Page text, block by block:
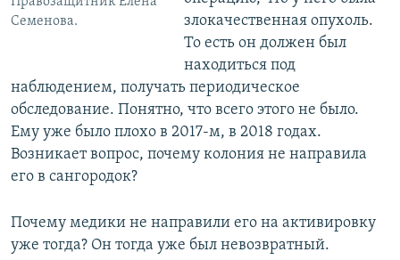
Семенова.
злокачественная опухоль.
То есть он должен был
находиться под
наблюдением, получать периодическое
обследование. Понятно, что всего этого не было.
Ему уже было плохо в 2017-м, в 2018 годах.
Возникает вопрос, почему колония не направила
его в сангородок?
Почему медики не направили его на активировку
уже тогда? Он тогда уже был невозвратный.